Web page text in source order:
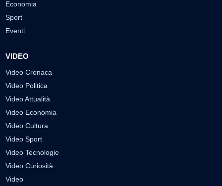
Economia
Sport
Eventi
VIDEO
Video Cronaca
Video Politica
Video Attualità
Video Economia
Video Cultura
Video Sport
Video Tecnologie
Video Curiosità
Video